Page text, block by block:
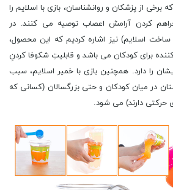
از پزشکان و روانشناسان، بازی با اسلایم را
کردن آرامش اعصاب توصیه می کنند. در
اسلایم) نیز اشاره کردیم که این محصول،
برای کودکان می باشد و قابلیتِ شکوفا کردنِ
را دارد. همچنین بازی با خمیر اسلایم، سبب
در میان کودکان و حتی بزرگسالان (کسانی که
حرکتی دارند) می شود.